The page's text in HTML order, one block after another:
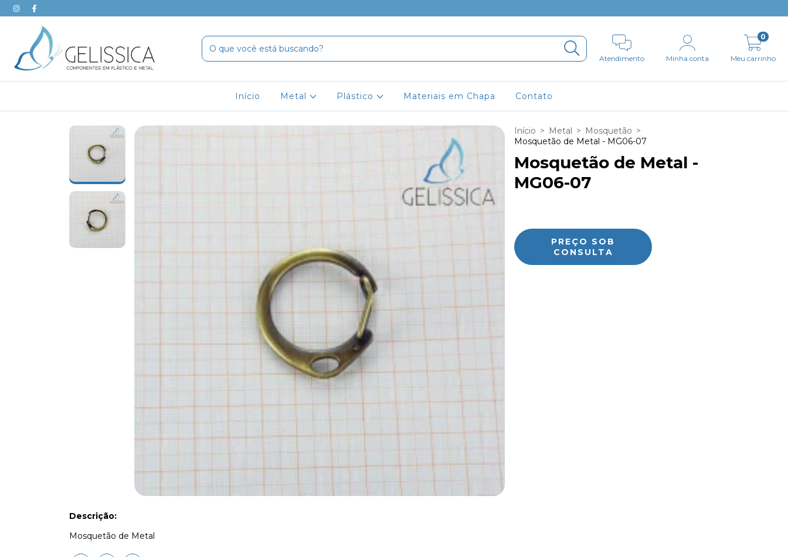
Atendimento Minha conta Meu carrinho
0
Início Metal Plástico Materiais em Chapa Contato
Descrição:
Mosquetão de Metal
Início > Metal > Mosquetão >
Mosquetão de Metal - MG06-07
Mosquetão de Metal -
MG06-07